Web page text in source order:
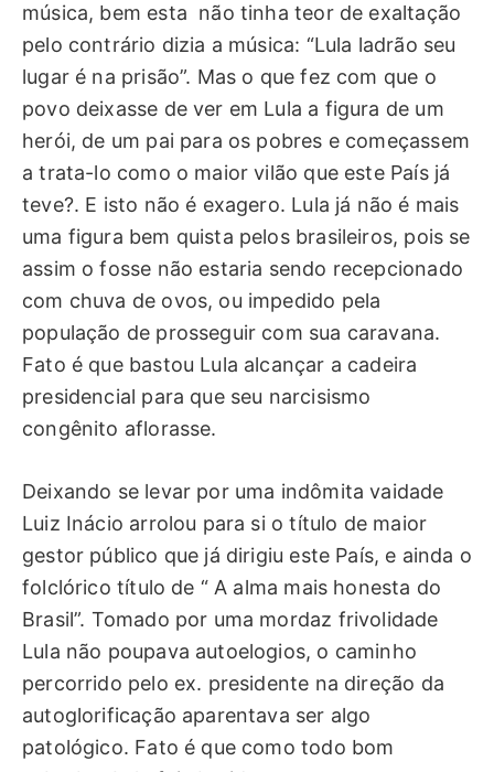
música, bem esta não tinha teor de exaltação
pelo contrário dizia a música: “Lula ladrão seu
lugar é na prisão”. Mas o que fez com que o
povo deixasse de ver em Lula a figura de um
herói, de um pai para os pobres e começassem
a trata-lo como o maior vilão que este País já
teve?. E isto não é exagero. Lula já não é mais
uma figura bem quista pelos brasileiros, pois se
assim o fosse não estaria sendo recepcionado
com chuva de ovos, ou impedido pela
população de prosseguir com sua caravana.
Fato é que bastou Lula alcançar a cadeira
presidencial para que seu narcisismo
congênito aflorasse.
Deixando se levar por uma indômita vaidade
Luiz Inácio arrolou para si o título de maior
gestor público que já dirigiu este País, e ainda o
folclórico título de “ A alma mais honesta do
Brasil”. Tomado por uma mordaz frivolidade
Lula não poupava autoelogios, o caminho
percorrido pelo ex. presidente na direção da
autoglorificação aparentava ser algo
patológico. Fato é que como todo bom